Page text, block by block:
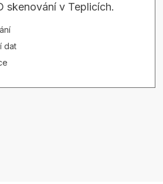
skenování v Teplicích.
dat